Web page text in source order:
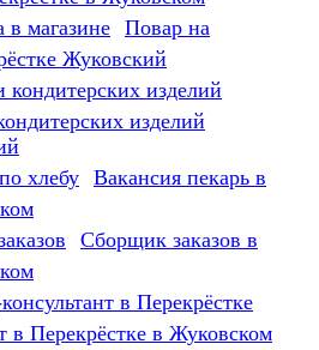
Повар на
Жуковский
изделий
Вакансия пекарь в
Сборщик заказов в
в Перекрёстке в Жуковском